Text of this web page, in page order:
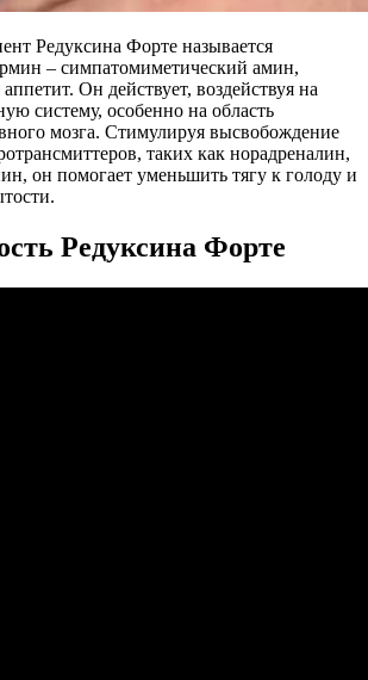
Редуксина Форте называется
– симпатомиметический амин,
Он действует, воздействуя на
систему, особенно на область
мозга. Стимулируя высвобождение
таких как норадреналин,
он помогает уменьшить тягу к голоду и
Редуксина Форте